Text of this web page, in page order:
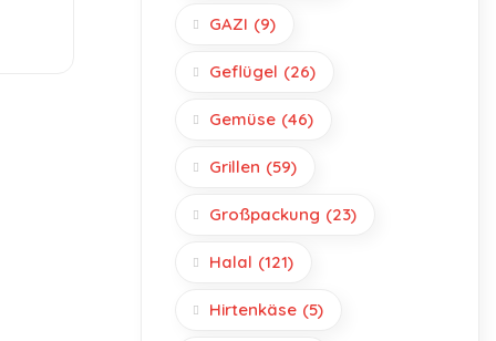
GAZI (9)
Geflügel (26)
Gemüse (46)
Grillen (59)
Großpackung (23)
Halal (121)
Hirtenkäse (5)